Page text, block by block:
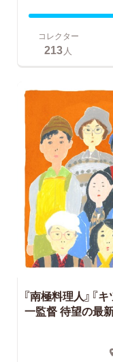
コレクター
213 人
『南極料理人』『
一監督待望の最